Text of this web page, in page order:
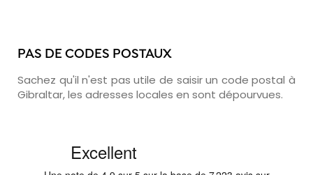
PAS DE CODES POSTAUX
Sachez qu'il n'est pas utile de saisir un code postal à
Gibraltar, les adresses locales en sont dépourvues.